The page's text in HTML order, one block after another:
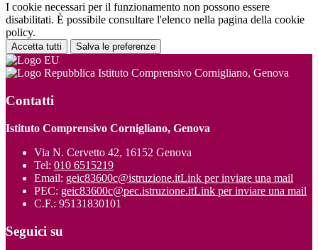
I cookie necessari per il funzionamento non possono essere
disabilitati. È possibile consultare l'elenco nella pagina della cookie
policy.
Accetta tutti Salva le preferenze
Istituto Comprensivo Cornigliano, Genova
Contatti
Istituto Comprensivo Cornigliano, Genova
Via N. Cervetto 42, 16152 Genova
Tel: 010 6515219
Email: geic83600c@istruzione.itLink per inviare una mail
PEC: geic83600c@pec.istruzione.itLink per inviare una mail
C.F.: 95131830101
Seguici su